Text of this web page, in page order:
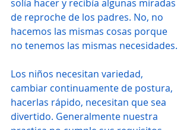
solía hacer y recibía algunas miradas
de reproche de los padres. No, no
hacemos las mismas cosas porque
no tenemos las mismas necesidades.
Los niños necesitan variedad,
cambiar continuamente de postura,
hacerlas rápido, necesitan que sea
divertido. Generalmente nuestra